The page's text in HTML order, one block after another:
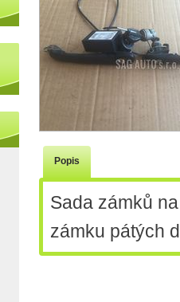
Popis
Sada zámků
zámku pátých